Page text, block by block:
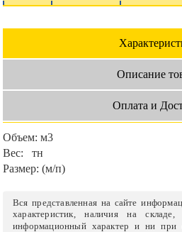
Описание
Оплата и
Объем: м3
Вес:
тн
Размер: (м/п)
Вся представленная на сайте
характеристик, наличия на
информационный характер и ни при